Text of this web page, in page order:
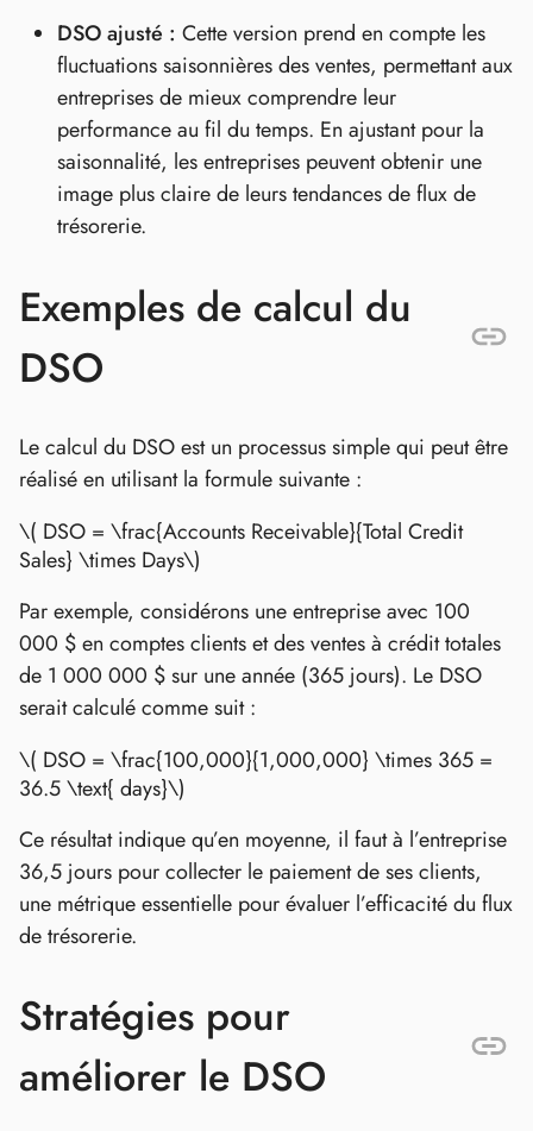
DSO ajusté : Cette version prend en compte les
fluctuations saisonnières des ventes, permettant aux
entreprises de mieux comprendre leur
performance au fil du temps. En ajustant pour la
saisonnalité, les entreprises peuvent obtenir une
image plus claire de leurs tendances de flux de
trésorerie.
Exemples de calcul du
DSO
Le calcul du DSO est un processus simple qui peut être
réalisé en utilisant la formule suivante :
\( DSO = \frac{Accounts Receivable}{Total Credit
Sales} \times Days\)
Par exemple, considérons une entreprise avec 100
000 $ en comptes clients et des ventes à crédit totales
de 1 000 000 $ sur une année (365 jours). Le DSO
serait calculé comme suit :
\( DSO = \frac{100,000}{1,000,000} \times 365 =
36.5 \text{ days}\)
Ce résultat indique qu’en moyenne, il faut à l’entreprise
36,5 jours pour collecter le paiement de ses clients,
une métrique essentielle pour évaluer l’efficacité du flux
de trésorerie.
Stratégies pour
améliorer le DSO